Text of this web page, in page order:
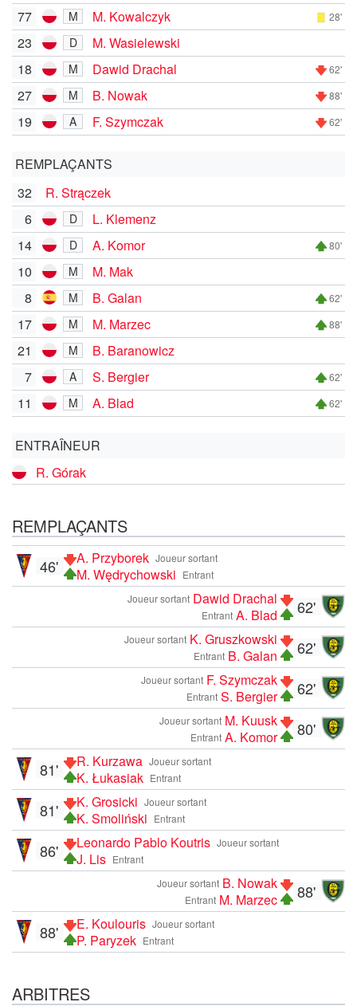
77 M M. Kowalczyk 28'
23 D
M. Wasielewski
18
M Dawid Drachal 62'
27 M B. Nowak 88'
19 A F. Szymczak 62'
REMPLAÇANTS
32
R. Strączek
6
D
L. Klemenz
14
D A. Komor 80'
10 M
M. Mak
8
M B. Galan 62'
17 M M. Marzec 88'
21 M
B. Baranowicz
7
A S. Bergier 62'
11 M A. Blad 62'
ENTRAÎNEUR
R. Górak
REMPLAÇANTS
Joueur sortant
A. Przyborek
Entrant
M. Wędrychowski
46'
62'
Joueur sortant Dawid Drachal
Entrant A. Blad
62'
Joueur sortant K. Gruszkowski
Entrant B. Galan
62'
Joueur sortant F. Szymczak
Entrant S. Bergier
80'
Joueur sortant M. Kuusk
Entrant A. Komor
Joueur sortant
R. Kurzawa
Entrant
K. Łukasiak
81'
Joueur sortant
K. Grosicki
Entrant
K. Smoliński
81'
Joueur sortant
Leonardo Pablo Koutris
Entrant
J. Lis
86'
88'
Joueur sortant B. Nowak
Entrant M. Marzec
Joueur sortant
E. Koulouris
Entrant
P. Paryzek
88'
ARBITRES